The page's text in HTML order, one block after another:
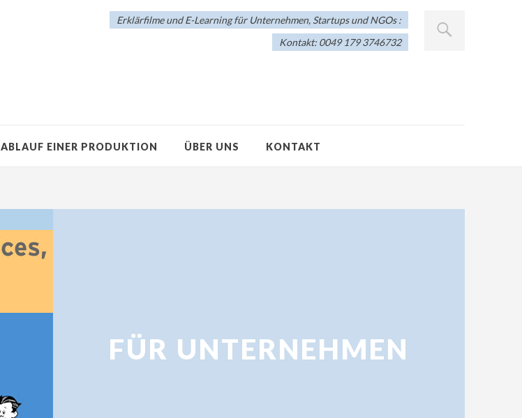
Erklärfilme und E-Learning für Unternehmen, Startups und NGOs :
Kontakt: 0049 179 3746732
ABLAUF EINER PRODUKTION ÜBER UNS KONTAKT
FÜR UNTERNEHMEN